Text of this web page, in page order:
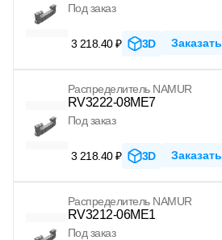
Под заказ
3 218.40 ₽ 3D Заказать
Распределитель NAMUR
RV3222-08ME7
Под заказ
3 218.40 ₽ 3D Заказать
Распределитель NAMUR
RV3212-06ME1
Под заказ